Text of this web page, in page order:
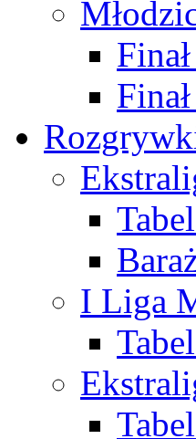
I Liga